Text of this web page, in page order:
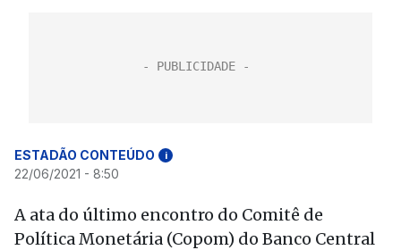
ESTADÃO CONTEÚDO i
22/06/2021 - 8:50
A ata do último encontro do Comitê de
Política Monetária (Copom) do Banco Central